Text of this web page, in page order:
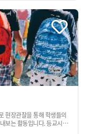
현장관찰을 통해 학생들의
동입니다. 등교시간